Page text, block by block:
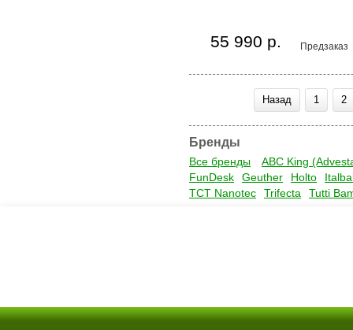
Предзаказ
55 990 р.
Назад 1 2
Бренды
Все бренды
ABC King
FunDesk
Geuther Holto
TCT Nanotec
Trifecta Tutti